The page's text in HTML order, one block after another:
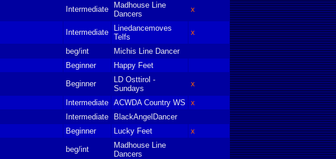
Intermediate
Madhouse Line
Dancers
x
Intermediate
Linedancemoves
Telfs
x
beg/int
Michis Line Dancer
Beginner Happy Feet
Beginner
LD Osttirol -
Sundays
x
Intermediate ACWDA Country WS
x
Intermediate
BlackAngelDancer
Beginner Lucky Feet x
beg/int
Madhouse Line
Dancers